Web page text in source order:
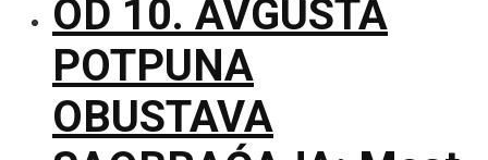
OD 10. AVGUSTA
POTPUNA
OBUSTAVA